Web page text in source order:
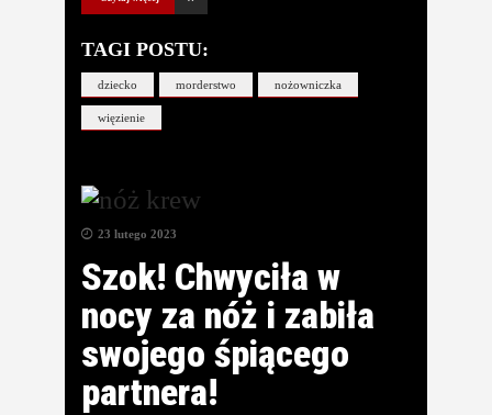
TAGI POSTU:
dziecko morderstwo nożowniczka
więzienie
23 lutego 2023
Szok! Chwyciła w
nocy za nóż i zabiła
swojego śpiącego
partnera!